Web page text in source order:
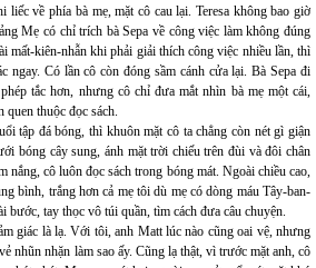
về phía bà mẹ, mặt cô cau lại. Teresa không bao giờ
Mẹ có chỉ trích bà Sepa về công việc làm không đúng
mất-kiên-nhẫn khi phải giải thích công việc nhiều lần, thì
ngay. Có lần cô còn đóng sầm cánh cửa lại. Bà Sepa đi
tắc hơn, nhưng cô chỉ đưa mắt nhìn bà mẹ một cái,
thuộc đọc sách.
tập đá bóng, thì khuôn mặt cô ta chẳng còn nét gì giận
bóng cây sung, ánh mặt trời chiếu trên đùi và đôi chân
nắng, cô luôn đọc sách trong bóng mát. Ngoài chiều cao,
bình, trắng hơn cả mẹ tôi dù mẹ có dòng máu Tây-ban-
bước, tay thọc vô túi quần, tìm cách đưa câu chuyện.
giác là lạ. Với tôi, anh Matt lúc nào cũng oai vệ, nhưng
nhũn nhặn làm sao ấy. Cũng lạ thật, vì trước mặt anh, cô